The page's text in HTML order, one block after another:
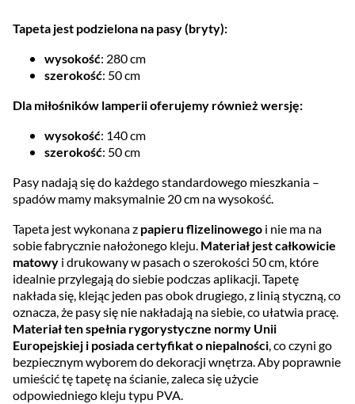
Tapeta jest podzielona na pasy (bryty):
wysokość: 280 cm
szerokość: 50 cm
Dla miłośników lamperii oferujemy również wersję:
wysokość: 140 cm
szerokość: 50 cm
Pasy nadają się do każdego standardowego mieszkania –
spadów mamy maksymalnie 20 cm na wysokość.
Tapeta jest wykonana z papieru flizelinowego i nie ma na
sobie fabrycznie nałożonego kleju. Materiał jest całkowicie
matowy i drukowany w pasach o szerokości 50 cm, które
idealnie przylegają do siebie podczas aplikacji. Tapetę
nakłada się, klejąc jeden pas obok drugiego, z linią styczną, co
oznacza, że pasy się nie nakładają na siebie, co ułatwia pracę.
Materiał ten spełnia rygorystyczne normy Unii
Europejskiej i posiada certyfikat o niepalności, co czyni go
bezpiecznym wyborem do dekoracji wnętrza. Aby poprawnie
umieścić tę tapetę na ścianie, zaleca się użycie
odpowiedniego kleju typu PVA.